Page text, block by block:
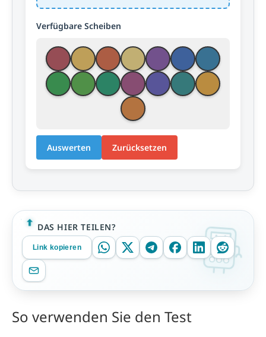
Verfügbare Scheiben
Auswerten Zurücksetzen
DAS HIER TEILEN?
Link kopieren
So verwenden Sie den Test